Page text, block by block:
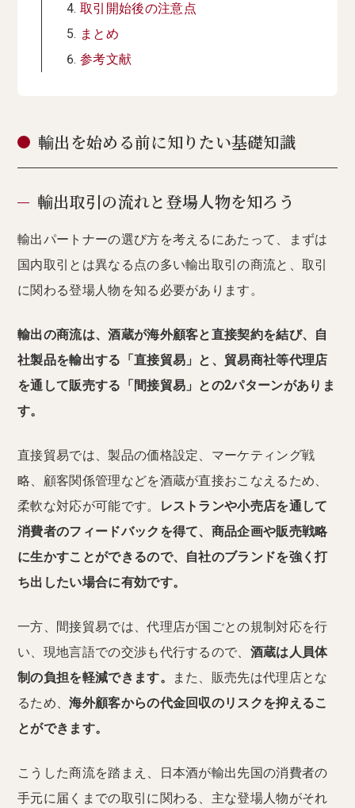
取引開始後の注意点
まとめ
参考文献
輸出を始める前に知りたい基礎知識
輸出取引の流れと登場人物を知ろう
輸出パートナーの選び方を考えるにあたって、まずは
国内取引とは異なる点の多い輸出取引の商流と、取引
に関わる登場人物を知る必要があります。
輸出の商流は、酒蔵が海外顧客と直接契約を結び、自
社製品を輸出する「直接貿易」と、貿易商社等代理店
を通して販売する「間接貿易」との2パターンがありま
す。
直接貿易では、製品の価格設定、マーケティング戦
略、顧客関係管理などを酒蔵が直接おこなえるため、
柔軟な対応が可能です。
レストランや小売店を通して
消費者のフィードバックを得て、商品企画や販売戦略
に生かすことができるので、自社のブランドを強く打
ち出したい場合に有効です。
一方、間接貿易では、代理店が国ごとの規制対応を行
い、現地言語での交渉も代行するので、 酒蔵は人員体
制の負担を軽減できます。
また、販売先は代理店とな
るため、海外顧客からの代金回収のリスクを抑えるこ
とができます。
こうした商流を踏まえ、日本酒が輸出先国の消費者の
手元に届くまでの取引に関わる、主な登場人物がそれ